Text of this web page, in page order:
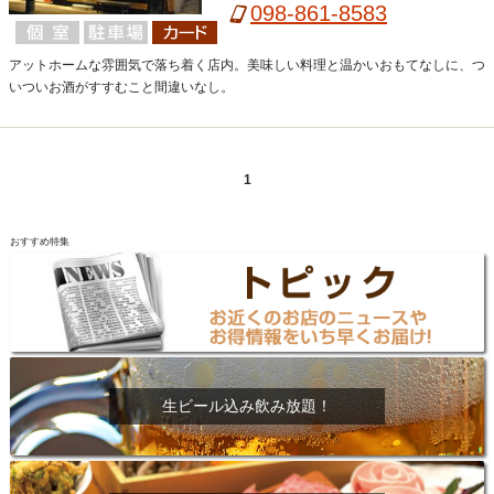
30（LO 23:30）
098-861-8583
アットホームな雰囲気で落ち着く店内。美味しい料理と温かいおもてなしに、つ
いついお酒がすすむこと間違いなし。
1
おすすめ特集
生ビール込み飲み放題！